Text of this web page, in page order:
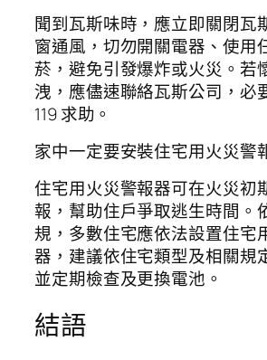
聞到瓦斯味時，應立即關閉瓦
窗通風，切勿開關電器、使用
菸，避免引發爆炸或火災。若
洩，應儘速聯絡瓦斯公司，必
119 求助。
家中一定要安裝住宅用火災警
住宅用火災警報器可在火災初
報，幫助住戶爭取逃生時間。
規，多數住宅應依法設置住宅
器，建議依住宅類型及相關規
並定期檢查及更換電池。
結語